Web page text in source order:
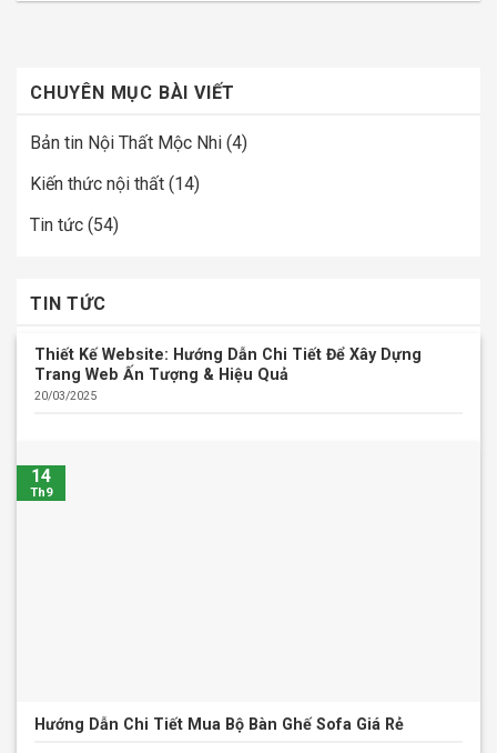
CHUYÊN MỤC BÀI VIẾT
Bản tin Nội Thất Mộc Nhi (4)
Kiến thức nội thất (14)
Tin tức (54)
TIN TỨC
Thiết Kế Website: Hướng Dẫn Chi Tiết Để Xây Dựng
Trang Web Ấn Tượng & Hiệu Quả
20/03/2025
Hướng Dẫn Chi Tiết Mua Bộ Bàn Ghế Sofa Giá Rẻ
14
Th9